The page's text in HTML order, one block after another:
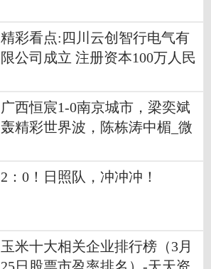
精彩看点:四川云创智行电气有
限公司成立 注册资本100万人民
广西恒宸1-0南京城市，梁奕斌
轰精彩世界波，陈栋涛中楣_微
2：0！日照队，冲冲冲！
玉米十大相关企业排行榜（3月